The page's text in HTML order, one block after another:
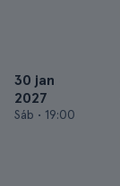
30 jan
2027
Sáb • 19:00